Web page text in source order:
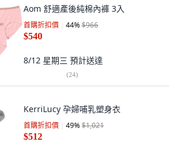
Aom 舒適產後純棉內褲 3入
首購折扣價 44%$966
$540
8/12 星期三 預計送達
(24)
KerriLucy 孕婦哺乳塑身衣
首購折扣價 49%$1,021
$512